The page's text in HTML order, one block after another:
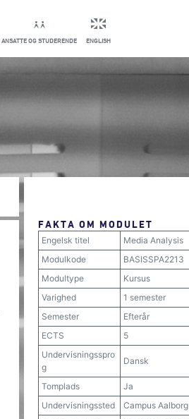
ANSATTE OG STUDERENDE ENGLISH
FAKTA OM MODULET
Engelsk titel
Media Analysis
Modulkode
BASISSPA2213
Modultype
Kursus
Varighed
1 semester
Semester
Efterår
ECTS
5
Undervisningsspro
g
Dansk
Tomplads
Ja
Undervisningssted
Campus Aalborg